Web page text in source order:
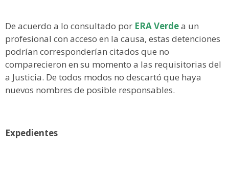
De acuerdo a lo consultado por ERA Verdea un
profesional con acceso en la causa, estas detenciones
podrían corresponderían citados que no
comparecieron en su momento a las requisitorias del
a Justicia. De todos modos no descartó que haya
nuevos nombres de posible responsables.
Expedientes